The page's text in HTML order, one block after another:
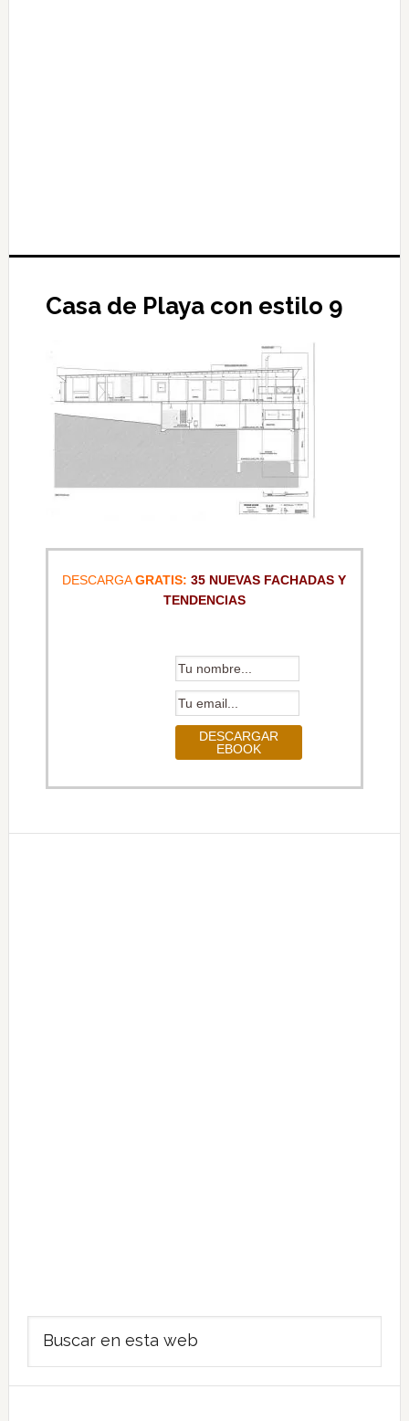
Casa de Playa con estilo 9
DESCARGAGRATIS: 35 NUEVAS FACHADAS Y
TENDENCIAS
Barra
lateral
principal